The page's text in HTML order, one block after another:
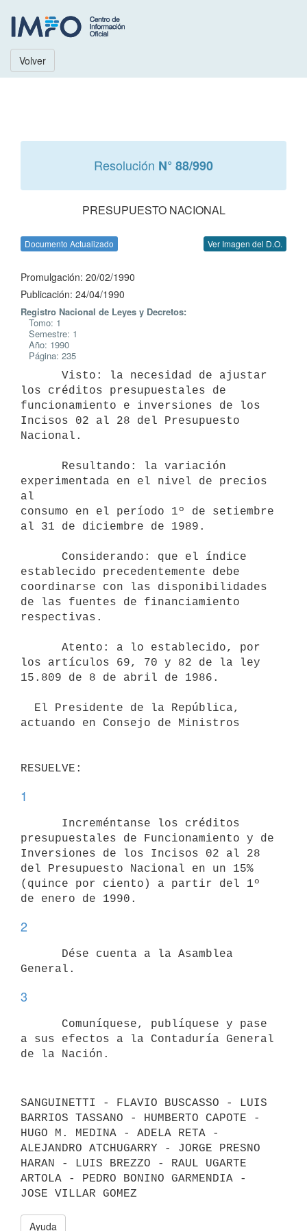
Volver
Resolución N° 88/990
PRESUPUESTO NACIONAL
Documento Actualizado Ver Imagen del D.O.
Promulgación: 20/02/1990
Publicación: 24/04/1990
Registro Nacional de Leyes y Decretos:
Tomo: 1
Semestre: 1
Año: 1990
Página: 235
los créditos presupuestales de
funcionamiento e inversiones de los
Incisos 02 al 28 del Presupuesto
Nacional.
experimentada en el nivel de precios
al
consumo en el período 1º de setiembre
al 31 de diciembre de 1989.
establecido precedentemente debe
coordinarse con las disponibilidades
de las fuentes de financiamiento
respectivas.
los artículos 69, 70 y 82 de la ley
15.809 de 8 de abril de 1986.
actuando en Consejo de Ministros
1
presupuestales de Funcionamiento y de
Inversiones de los Incisos 02 al 28
del Presupuesto Nacional en un 15%
(quince por ciento) a partir del 1º
2
3
a sus efectos a la Contaduría General
SANGUINETTI - FLAVIO BUSCASSO - LUIS
BARRIOS TASSANO - HUMBERTO CAPOTE -
HUGO M. MEDINA - ADELA RETA -
ALEJANDRO ATCHUGARRY - JORGE PRESNO
HARAN - LUIS BREZZO - RAUL UGARTE
ARTOLA - PEDRO BONINO GARMENDIA -
Ayuda